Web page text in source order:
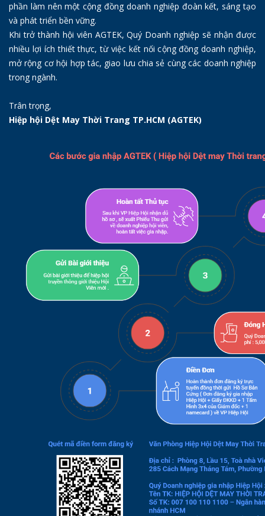
phần làm nên một cộng đồng doanh nghiệp đoàn kết, sáng tạo
và phát triển bền vững.
Khi trở thành hội viên AGTEK, Quý Doanh nghiệp sẽ nhận được
nhiều lợi ích thiết thực, từ việc kết nối cộng đồng doanh nghiệp,
mở rộng cơ hội hợp tác, giao lưu chia sẻ cùng các doanh nghiệp
trong ngành.
Trân trọng,
Hiệp hội Dệt May Thời Trang TP.HCM (AGTEK)